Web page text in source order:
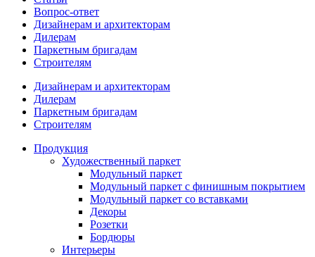
Вопрос-ответ
Дизайнерам и архитекторам
Дилерам
Паркетным бригадам
Строителям
Дизайнерам и архитекторам
Дилерам
Паркетным бригадам
Строителям
Продукция
Художественный паркет
Модульный паркет
Модульный паркет с финишным покрытием
Модульный паркет со вставками
Декоры
Розетки
Бордюры
Интерьеры